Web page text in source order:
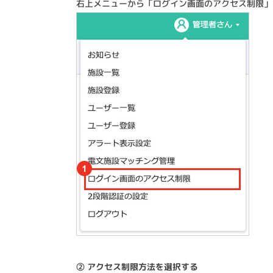
右上メニューから「ログイン画面のアクセス制限」
② アクセス制限方法を選択する